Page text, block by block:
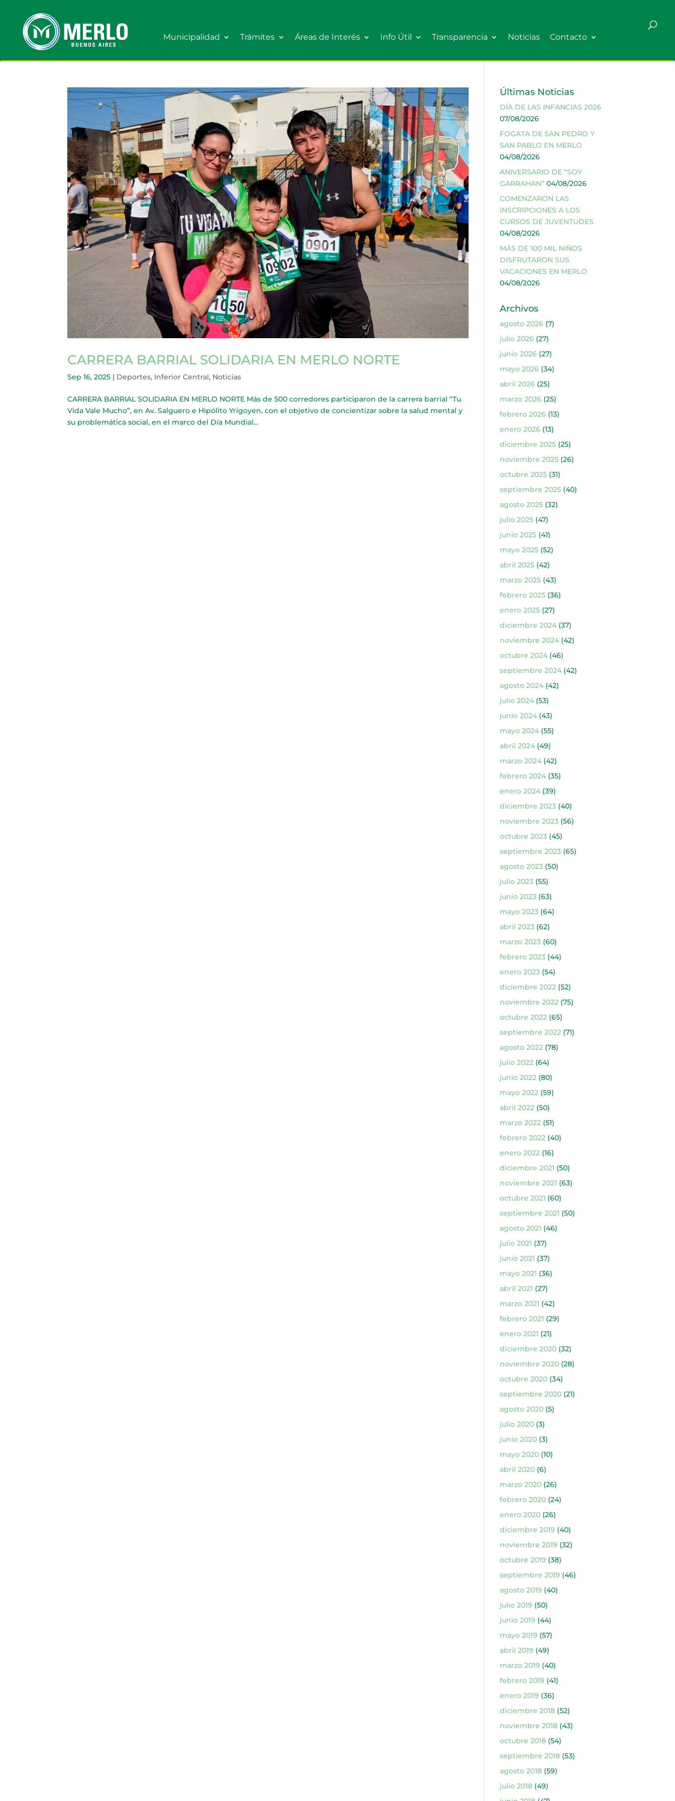
Municipalidad Trámites Áreas de Interés Info Útil Transparencia Noticias Contacto
CARRERA BARRIAL SOLIDARIA EN MERLO NORTE
Sep 16, 2025 | Deportes, Inferior Central, Noticias
CARRERA BARRIAL SOLIDARIA EN MERLO NORTE Más de 500 corredores participaron de la carrera barrial “Tu
Vida Vale Mucho”, en Av. Salguero e Hipólito Yrigoyen, con el objetivo de concientizar sobre la salud mental y
su problemática social, en el marco del Día Mundial...
Últimas Noticias
DÍA DE LAS INFANCIAS 2026
07/08/2026
FOGATA DE SAN PEDRO Y
SAN PABLO EN MERLO
04/08/2026
ANIVERSARIO DE “SOY
GARRAHAN” 04/08/2026
COMENZARON LAS
INSCRIPCIONES A LOS
CURSOS DE JUVENTUDES
04/08/2026
MÁS DE 100 MIL NIÑOS
DISFRUTARON SUS
VACACIONES EN MERLO
04/08/2026
Archivos
agosto 2026(7)
julio 2026(27)
junio 2026(27)
mayo 2026(34)
abril 2026(25)
marzo 2026(25)
febrero 2026(13)
enero 2026(13)
diciembre 2025(25)
noviembre 2025(26)
octubre 2025(31)
septiembre 2025(40)
agosto 2025(32)
julio 2025(47)
junio 2025(41)
mayo 2025(52)
abril 2025(42)
marzo 2025(43)
febrero 2025(36)
enero 2025(27)
diciembre 2024(37)
noviembre 2024(42)
octubre 2024(46)
septiembre 2024(42)
agosto 2024(42)
julio 2024(53)
junio 2024(43)
mayo 2024(55)
abril 2024(49)
marzo 2024(42)
febrero 2024(35)
enero 2024(39)
diciembre 2023(40)
noviembre 2023(56)
octubre 2023(45)
septiembre 2023(65)
agosto 2023(50)
julio 2023(55)
junio 2023(63)
mayo 2023(64)
abril 2023(62)
marzo 2023(60)
febrero 2023(44)
enero 2023(54)
diciembre 2022(52)
noviembre 2022(75)
octubre 2022(65)
septiembre 2022(71)
agosto 2022(78)
julio 2022(64)
junio 2022(80)
mayo 2022(59)
abril 2022(50)
marzo 2022(51)
febrero 2022(40)
enero 2022(16)
diciembre 2021 (50)
noviembre 2021 (63)
octubre 2021 (60)
septiembre 2021 (50)
agosto 2021 (46)
julio 2021 (37)
junio 2021 (37)
mayo 2021 (36)
abril 2021 (27)
marzo 2021 (42)
febrero 2021 (29)
enero 2021 (21)
diciembre 2020(32)
noviembre 2020(28)
octubre 2020(34)
septiembre 2020(21)
agosto 2020(5)
julio 2020(3)
junio 2020(3)
mayo 2020(10)
abril 2020(6)
marzo 2020(26)
febrero 2020(24)
enero 2020(26)
diciembre 2019 (40)
noviembre 2019 (32)
octubre 2019 (38)
septiembre 2019 (46)
agosto 2019 (40)
julio 2019 (50)
junio 2019 (44)
mayo 2019 (57)
abril 2019 (49)
marzo 2019 (40)
febrero 2019 (41)
enero 2019 (36)
diciembre 2018(52)
noviembre 2018(43)
octubre 2018(54)
septiembre 2018(53)
agosto 2018(59)
julio 2018(49)